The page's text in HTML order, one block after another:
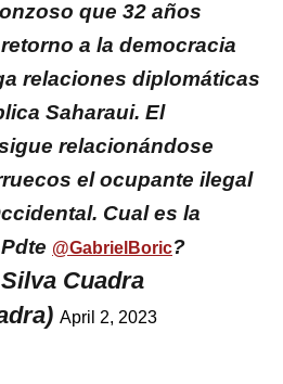
que 32 años
a la democracia
relaciones diplomáticas
Saharaui. El
relacionándose
el ocupante ilegal
Cual es la
@GabrielBoric?
Cuadra
April 2, 2023